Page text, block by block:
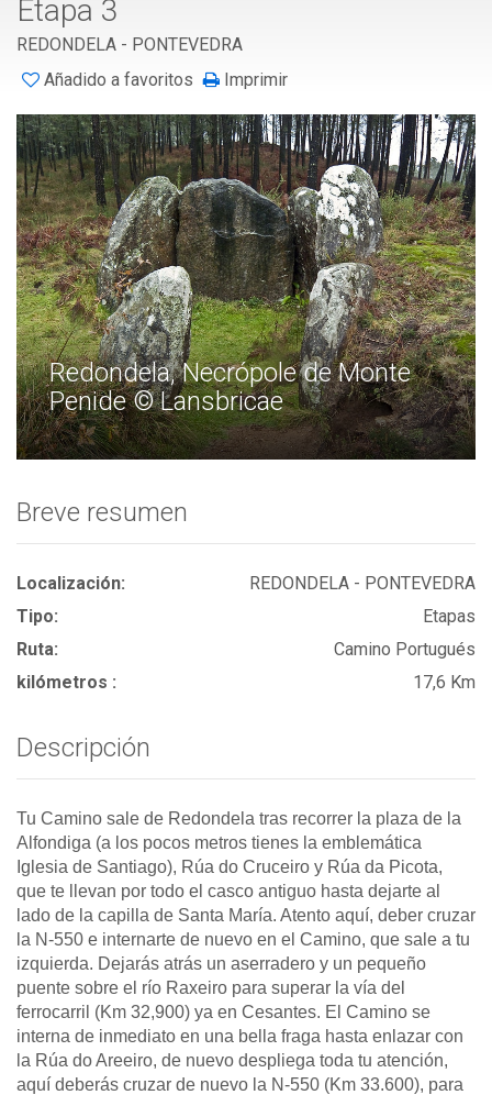
Etapa 3
REDONDELA - PONTEVEDRA
Añadido a favoritos
Imprimir
Redondela, Necrópole de Monte
Penide © Lansbricae
Breve resumen
Localización:
REDONDELA - PONTEVEDRA
Tipo:
Etapas
Ruta:
Camino Portugués
kilómetros :
17,6 Km
Descripción
Tu Camino sale de Redondela tras recorrer la plaza de la
Alfondiga (a los pocos metros tienes la emblemática
Iglesia de Santiago), Rúa do Cruceiro y Rúa da Picota,
que te llevan por todo el casco antiguo hasta dejarte al
lado de la capilla de Santa María. Atento aquí, deber cruzar
la N-550 e internarte de nuevo en el Camino, que sale a tu
izquierda. Dejarás atrás un aserradero y un pequeño
puente sobre el río Raxeiro para superar la vía del
ferrocarril (Km 32,900) ya en Cesantes. El Camino se
interna de inmediato en una bella fraga hasta enlazar con
la Rúa do Areeiro, de nuevo despliega toda tu atención,
aquí deberás cruzar de nuevo la N-550 (Km 33.600), para